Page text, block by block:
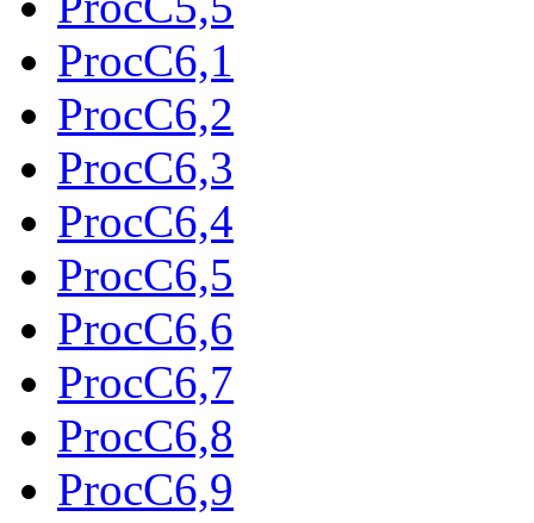
ProcC6,1
ProcC6,2
ProcC6,3
ProcC6,4
ProcC6,5
ProcC6,6
ProcC6,7
ProcC6,8
ProcC6,9